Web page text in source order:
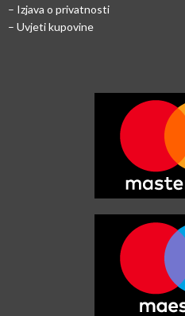
– Izjava o privatnosti
– Uvjeti kupovine